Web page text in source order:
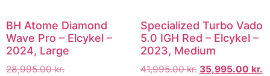
BH Atome Diamond
Wave Pro – Elcykel –
2024, Large
28,995.00kr.
Specialized Turbo Vado
5.0 IGH Red – Elcykel –
2023, Medium
41,995.00kr. 35,995.00 kr.